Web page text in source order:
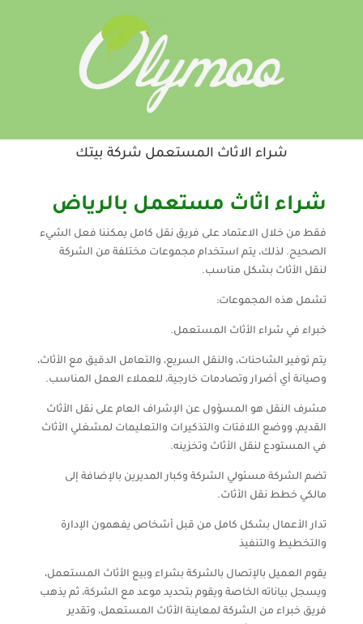
شراء الاثاث المستعمل شركة بيتك
شراء اثاث مستعمل بالرياض
فقط من خلال الاعتماد على فريق نقل كامل يمكننا فعل الشيء
الصحيح. لذلك، يتم استخدام مجموعات مختلفة من الشركة
لنقل الأثاث بشكل مناسب.
تشمل هذه المجموعات:
خبراء في شراء الأثاث المستعمل.
يتم توفير الشاحنات، والنقل السريع، والتعامل الدقيق مع الأثاث،
وصيانة أي أضرار وتصادمات خارجية، للعملاء العمل المناسب.
مشرف النقل هو المسؤول عن الإشراف العام على نقل الأثاث
القديم، ووضع اللافتات والتذكيرات والتعليمات لمشغلي الأثاث
في المستودع لنقل الأثاث وتخزينه.
تضم الشركة مسئولي الشركة وكبار المديرين بالإضافة إلى
مالكي خطط نقل الأثاث.
تدار الأعمال بشكل كامل من قبل أشخاص يفهمون الإدارة
والتخطيط والتنفيذ
يقوم العميل بالإتصال بالشركة بشراء وبيع الأثاث المستعمل،
ويسجل بياناته الخاصة ويقوم بتحديد موعد مع الشركة، ثم يذهب
فريق خبراء من الشركة لمعاينة الأثاث المستعمل، وتقدير